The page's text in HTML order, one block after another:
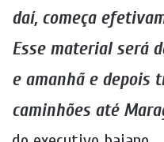
daí, começa
Esse material será
e amanhã e depois
caminhões até